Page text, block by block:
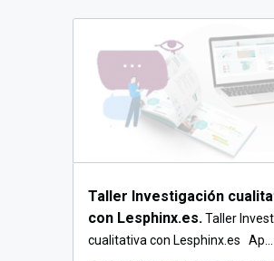
Taller Investigación
con Lesphinx.es.Taller
cualitativa con Lesphinx.es Ap...